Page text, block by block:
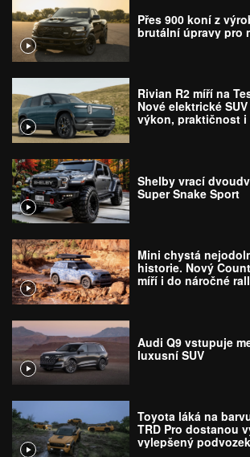
Přes 900 koní z
brutální úpravy pro
Rivian R2 míří na
Nové elektrické
výkon, praktičnost
Shelby vrací
Super Snake Sport
Mini chystá
historie. Nový
míří i do náročné
Audi Q9 vstupuje
luxusní SUV
Toyota láká na
TRD Pro dostanou
vylepšený podvozek